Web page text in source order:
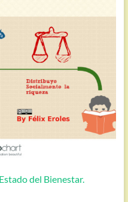
del Bienestar.